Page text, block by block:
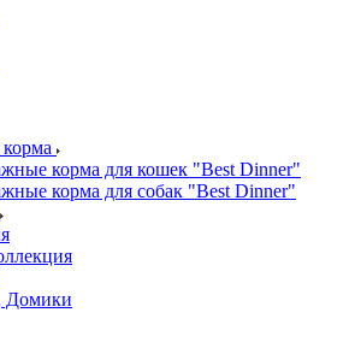
корма для кошек "Best Dinner"
корма для собак "Best Dinner"
Домики